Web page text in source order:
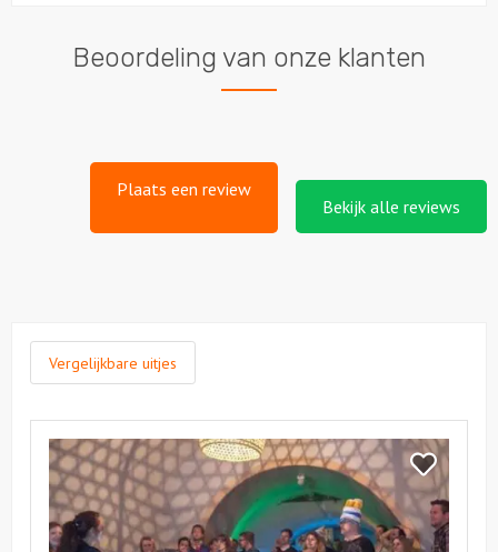
Beoordeling van onze klanten
Plaats een review
Bekijk alle reviews
Vergelijkbare uitjes
Bekijk
Game
Show
Game
Show